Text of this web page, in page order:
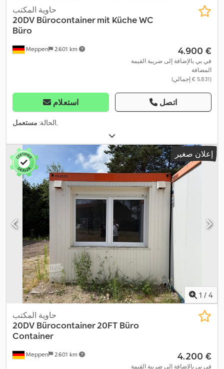
Meppen 2.601 km
حاوية المكتب
20DV Bürocontainer mit Küche WC
Büro
‏4.900 €
في بي بالإضافة إلى ضريبة القيمة
المضافة
(‏5.831 € إجمالي)
استعلام اتصل
الحالة: مستعمل ,
إعلان صغير
1 / 4
Meppen 2.601 km
حاوية المكتب
20DV Bürocontainer 20FT Büro
Container
‏4.200 €
في بي بالإضافة إلى ضريبة القيمة